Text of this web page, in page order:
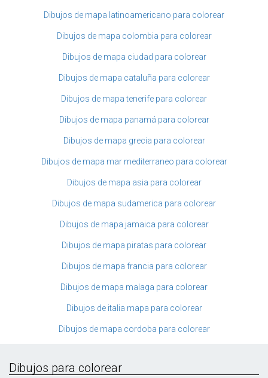
Dibujos de mapa latinoamericano para colorear
Dibujos de mapa colombia para colorear
Dibujos de mapa ciudad para colorear
Dibujos de mapa cataluña para colorear
Dibujos de mapa tenerife para colorear
Dibujos de mapa panamá para colorear
Dibujos de mapa grecia para colorear
Dibujos de mapa mar mediterraneo para colorear
Dibujos de mapa asia para colorear
Dibujos de mapa sudamerica para colorear
Dibujos de mapa jamaica para colorear
Dibujos de mapa piratas para colorear
Dibujos de mapa francia para colorear
Dibujos de mapa malaga para colorear
Dibujos de italia mapa para colorear
Dibujos de mapa cordoba para colorear
Dibujos para colorear